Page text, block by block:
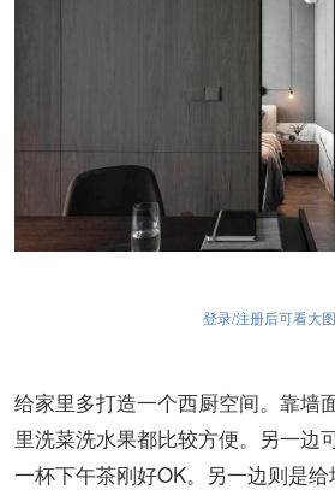
登录/注册后可看大图
给家里多打造一个西厨空间。靠墙
里洗菜洗水果都比较方便。另一边
一杯下午茶刚好OK。另一边则是